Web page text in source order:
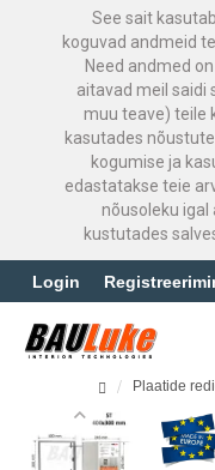
See sait
koguvad andmeid
Need andmed
aitavad meil saidi
muu teave) teile
kasutades
kogumise ja
edastatakse teie
nõusoleku igal
kustutades
Login
Plaatide